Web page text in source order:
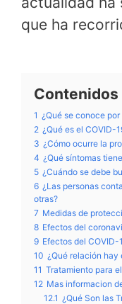
que ha
Contenidos
1 ¿Qué se conoce
2 ¿Qué es el COVID-
3 ¿Cómo ocurre la
4 ¿Qué síntomas
5 ¿Cuándo se debe
6 ¿Las personas
otras?
7 Medidas de
8 Efectos del
9 Efectos del
10 ¿Qué relación
11 Tratamiento para
12 Mas informacion
12.1 ¿Qué Son las